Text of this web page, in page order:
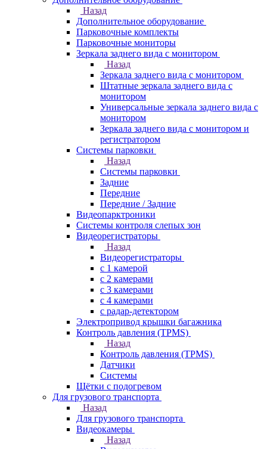
Назад
Дополнительное оборудование
Парковочные комплекты
Парковочные мониторы
Зеркала заднего вида с монитором
Назад
Зеркала заднего вида с монитором
Штатные зеркала заднего вида с
монитором
Универсальные зеркала заднего вида с
монитором
Зеркала заднего вида с монитором и
регистратором
Системы парковки
Назад
Системы парковки
Задние
Передние
Передние / Задние
Видеопарктроники
Системы контроля слепых зон
Видеорегистраторы
Назад
Видеорегистраторы
с 1 камерой
с 2 камерами
с 3 камерами
с 4 камерами
с радар-детектором
Электропривод крышки багажника
Контроль давления (TPMS)
Назад
Контроль давления (TPMS)
Датчики
Системы
Щётки с подогревом
Для грузового транспорта
Назад
Для грузового транспорта
Видеокамеры
Назад